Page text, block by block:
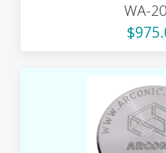
WA-